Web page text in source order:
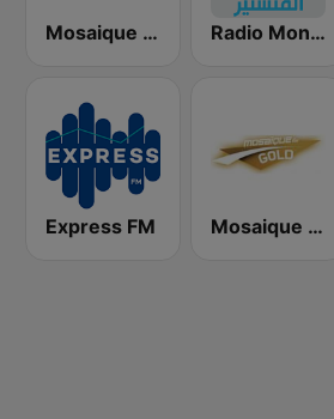
Mosaique FM Tounsi (موزاييك إف إم) Radio Monastir (إذاعة المنستير)
Express FM Mosaique FM Gold - (موزاييك إف إم)